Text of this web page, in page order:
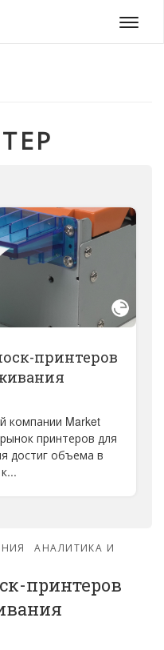
Меню
принтеров
компании Market
принтеров для
достиг объема в
АНАЛИТИКА И
принтеров